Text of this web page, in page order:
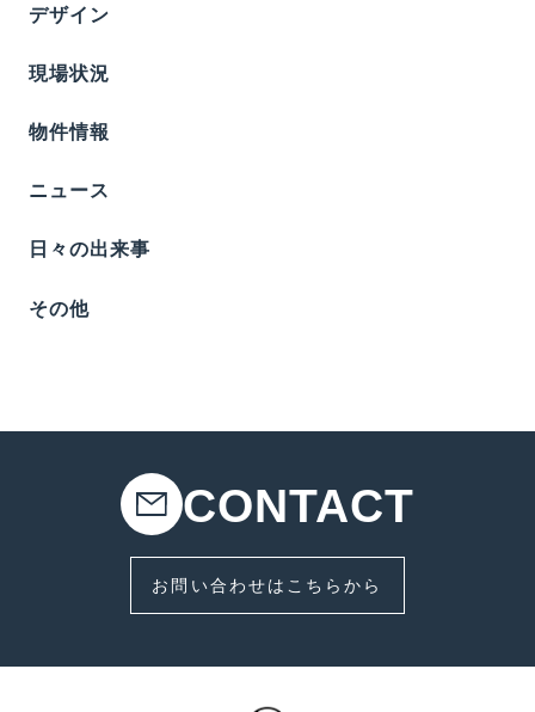
デザイン
現場状況
物件情報
ニュース
日々の出来事
その他
CONTACT
お問い合わせはこちらから